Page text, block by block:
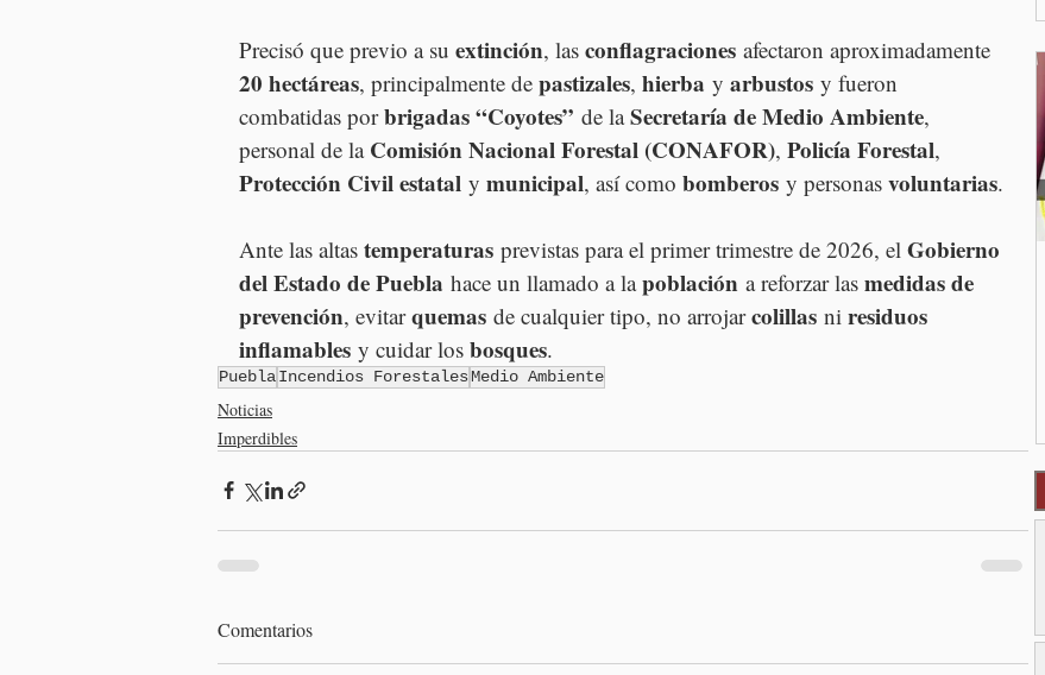
Precisó que previo a su extinción, las conflagraciones afectaron aproximadamente
20 hectáreas, principalmente de pastizales, hierba y arbustos y fueron
combatidas por brigadas “Coyotes” de la Secretaría de Medio Ambiente,
personal de la Comisión Nacional Forestal (CONAFOR), Policía Forestal,
Protección Civil estatal y municipal, así como bomberos y personas voluntarias.
Ante las altas temperaturas previstas para el primer trimestre de 2026, el Gobierno
del Estado de Puebla hace un llamado a la población a reforzar las medidas de
prevención, evitar quemas de cualquier tipo, no arrojar colillas ni residuos
inflamables y cuidar los bosques.
PueblaIncendios ForestalesMedio Ambiente
Noticias
Imperdibles
Comentarios